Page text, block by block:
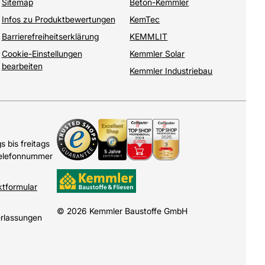
Sitemap
Infos zu Produktbewertungen
Barrierefreiheitserklärung
Cookie-Einstellungen
bearbeiten
Beton-Kemmler
KemTec
KEMMLIT
Kemmler Solar
Kemmler Industriebau
bis freitags
© 2026 Kemmler Baustoffe GmbH